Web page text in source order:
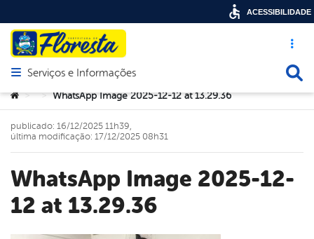
Acesso
Abrir menu principal de navegação
Serviços e Informações
Você está aqui:
> > WhatsApp Image 2025-12-12 at 13.29.36
WhatsApp Image 2025-12-
12 at 13.29.36
publicado: 16/12/2025 11h39,
última modificação: 17/12/2025 08h31
ACESSIBILIDADE